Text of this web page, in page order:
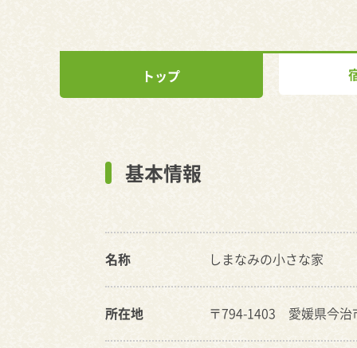
トップ
基本情報
名称 しまなみの小さな家
所在地 〒794-1403 愛媛県今治